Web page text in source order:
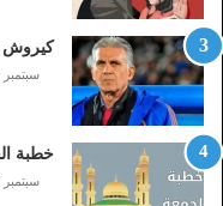
,
م
و
ب
ا
ي
ل
ي
كيروش
سبتمبر 8, 2021
خطبة
سبتمبر 3, 2021